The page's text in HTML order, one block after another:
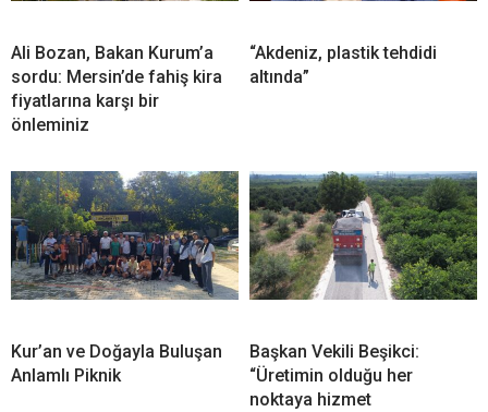
Ali Bozan, Bakan Kurum’a
sordu: Mersin’de fahiş kira
fiyatlarına karşı bir
önleminiz
“Akdeniz, plastik tehdidi
altında”
Kur’an ve Doğayla Buluşan
Anlamlı Piknik
Başkan Vekili Beşikci:
“Üretimin olduğu her
noktaya hizmet